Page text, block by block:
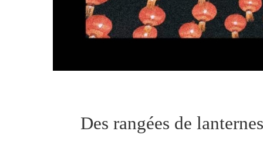
Des rangées de